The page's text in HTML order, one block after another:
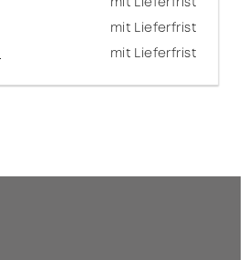
mit Lieferfrist
mit Lieferfrist